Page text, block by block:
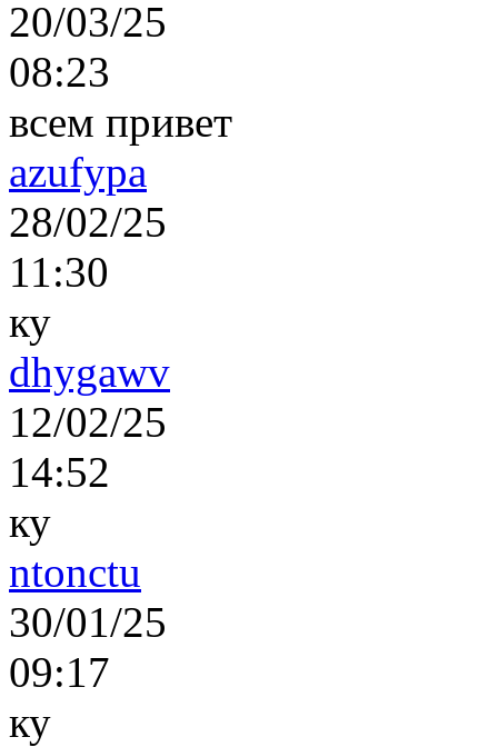
20/03/25
08:23
всем привет
azufypa
28/02/25
11:30
ку
dhygawv
12/02/25
14:52
ку
ntonctu
30/01/25
09:17
ку